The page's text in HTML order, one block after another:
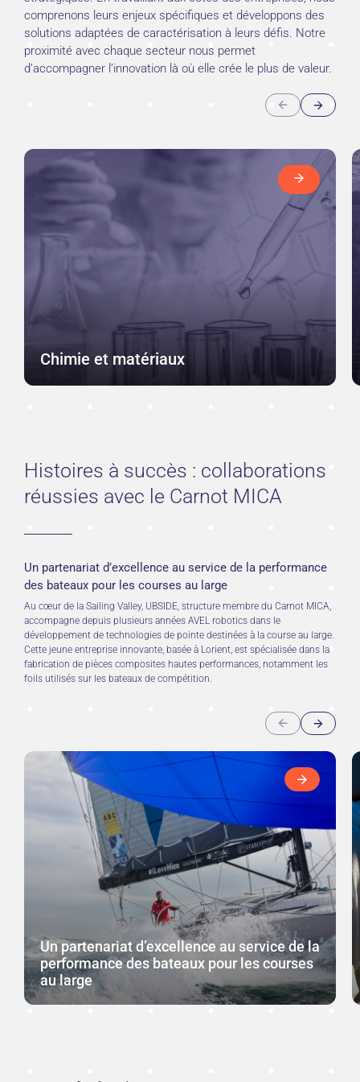
comprenons leurs enjeux spécifiques et développons des
solutions adaptées de caractérisation à leurs défis. Notre
proximité avec chaque secteur nous permet
d’accompagner l’innovation là où elle crée le plus de valeur.
Chimie et matériaux
Histoires à succès : collaborations
réussies avec le Carnot MICA
Un partenariat d’excellence au service de la performance
des bateaux pour les courses au large
Au cœur de la Sailing Valley, UBSIDE, structure membre du Carnot MICA,
accompagne depuis plusieurs années AVEL robotics dans le
développement de technologies de pointe destinées à la course au large.
Cette jeune entreprise innovante, basée à Lorient, est spécialisée dans la
fabrication de pièces composites hautes performances, notamment les
foils utilisés sur les bateaux de compétition.
Un partenariat d’excellence au service de la
performance des bateaux pour les courses
au large